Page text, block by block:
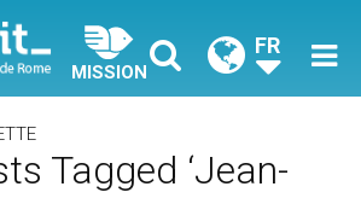
MISSION
FR
Tagged ‘jean-